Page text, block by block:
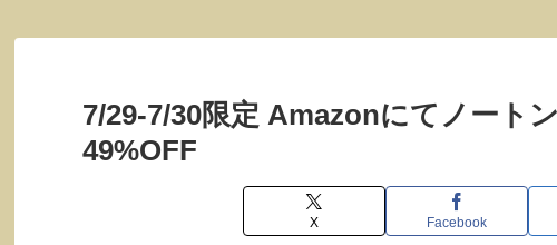
7/29-7/30限定 Amazonにてノート
49%OFF
X Facebook